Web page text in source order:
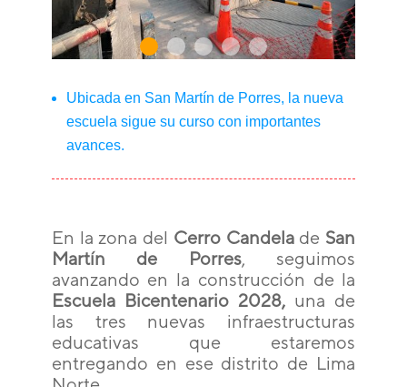
Ubicada en San Martín de Porres, la nueva
escuela sigue su curso con importantes
avances.
En la zona del Cerro Candelade San
Martín de Porres, seguimos
avanzando en la construcción de la
Escuela Bicentenario 2028, una de
las tres nuevas infraestructuras
educativas que estaremos
entregando en ese distrito de Lima